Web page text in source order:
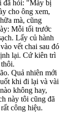
đã hỏi: "Mày bị
cho ông xem,
mà, cũng
Mỗi tối trước
Lấy củ hành
vết chai sau đó
lại. Cứ kiên trì
Quả nhiên mới
khi đi lại và vài
không hay,
này tôi cũng đã
công hiệu.